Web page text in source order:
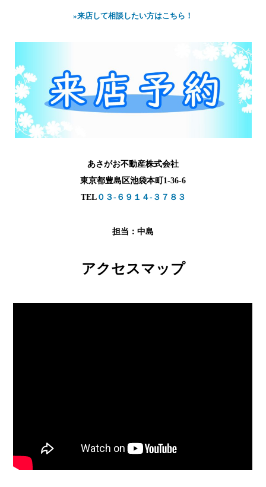
»来店して相談したい方はこちら！
あさがお不動産株式会社
東京都豊島区池袋本町1-36-6
TEL０３-６９１４-３７８３
担当：中島
アクセスマップ